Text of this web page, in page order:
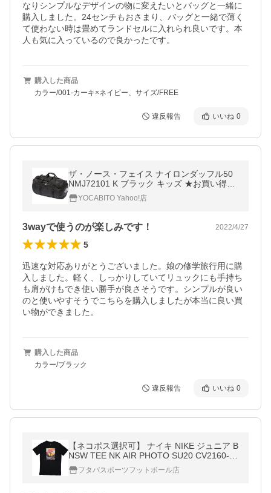
なりシンプルなデザインの物に変えたいとバッグと一緒に
購入しました。24センチもおさまり、バッグと一緒で薄く
て使わない時は畳めてランドセルに入れられ良いです。本
人も気に入っているので良かったです。
購入した商品
カラー/001-カーキ×ネイビー、サイズ/FREE
違反報告 いいね 0
ザ・ノース・フェイス ナイロンダッフル50
NMJ72101 K ブラック キッズ ★お買い得★
ダッフルバッグ バックパック トラベルバッ
グ 林間学校 遠征
YOCABITO Yahoo!店
3wayで使うのが楽しみです！ 2022/4/27
5
迅速な対応ありがとうございました。娘の修学旅行用に購
入しました。軽く、しっかりしていてリュックにも手持ち
も肩がけもでき使い勝手が良さそうです。シンプルが良い
のと使いやすそうでこちらを購入しましたが本当に良い買
い物ができました。
購入した商品
カラー/ブラック
違反報告 いいね 0
【ネコポス選択可】 ナイキ NIKE ジュニア B
NSW TEE NK AIR PHOTO SU20 CV2160-01
0 サッカー フットサル カジュアル エア フォ
ト Tシャツ 半袖 黒 子供用
フタバスポーツフットボール店